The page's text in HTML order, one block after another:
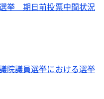
挙 期日前投票中間状況
院議員選挙における選挙